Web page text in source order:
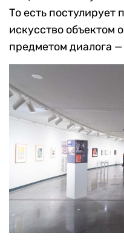
То есть постулирует
искусство объектом
предметом диалога —